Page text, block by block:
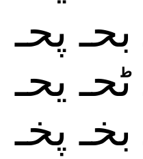
بحـ پحـ
ٹحـ يحـ
بخـ پخـ